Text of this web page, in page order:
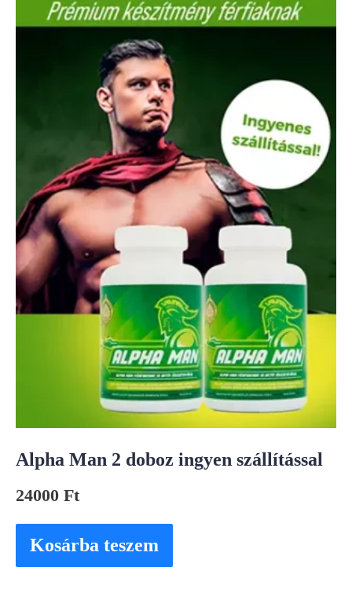
Alpha Man 2 doboz ingyen szállítással
24000 Ft
Kosárba teszem